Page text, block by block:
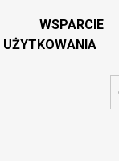
WSPARCIE
UŻYTKOWANIA